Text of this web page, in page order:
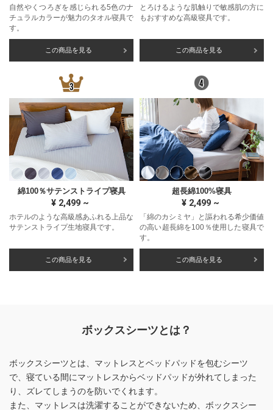
自然やくつろぎを感じられる5色のナ
チュラルカラーが魅力のタオル寝具で
す。
この商品を見る
とろけるような肌触りで敏感肌の方に
もおすすめな高級寝具です。
この商品を見る
綿100％サテンストライプ寝具
¥ 2,499 ~
ホテルのような高級感あふれる上品な
サテンストライプ生地寝具です。
この商品を見る
超長綿100%寝具
¥ 2,499 ~
「綿のカシミヤ」と謳われる希少価値
の高い超長綿を100％使用した寝具で
す。
この商品を見る
ボックスシーツとは？
ボックスシーツとは、マットレスとベッドパッドを包むシーツ
で、 寝ている間にマットレスからベッドパッドが外れてしまった
り、ズレてしまうのを防いでくれます。
また、マットレスは洗濯することができないため、 ボックスシー